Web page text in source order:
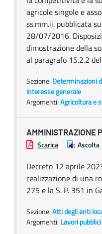
agricole singole e
ss.mm.ii. pubblicata
28/07/2016.
dimostrazione della
al paragrafo 15.2.2
Sezione: Determinazioni
interesse generale
Argomenti:Agricoltura e
AMMINISTRAZIONE
Scarica Ascolta
Decreto 12 aprile
realizzazione di una
275 e la S. P. 351 in
Sezione:Atti degli enti
Argomenti: Lavori